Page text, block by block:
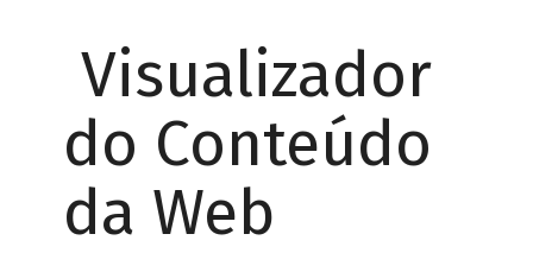
Visualizador
do Conteúdo
da Web